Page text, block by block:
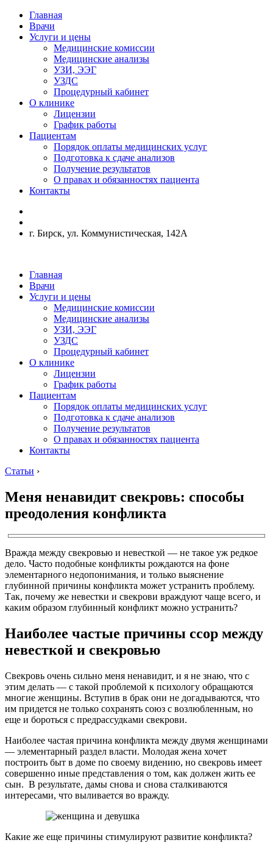
Главная
Врачи
Услуги и цены
Медицинские комиссии
Медицинские анализы
УЗИ, ЭЭГ
УЗДС
Процедурный кабинет
О клинике
Лицензии
График работы
Пациентам
Порядок оплаты медицинских услуг
Подготовка к сдаче анализов
Получение результатов
О правах и обязанностях пациента
Контакты
г. Бирск, ул. Коммунистическая, 142А
Главная
Врачи
Услуги и цены
Медицинские комиссии
Медицинские анализы
УЗИ, ЭЭГ
УЗДС
Процедурный кабинет
О клинике
Лицензии
График работы
Пациентам
Порядок оплаты медицинских услуг
Подготовка к сдаче анализов
Получение результатов
О правах и обязанностях пациента
Контакты
Статьи ›
Меня ненавидит свекровь: способы
преодоления конфликта
Вражда между свекровью и невесткой — не такое уж редкое
дело. Часто подобные конфликты рождаются на фоне
элементарного недопонимания, и только выяснение
глубинной причины конфликта может устранить проблему.
Так, почему же невестки и свекрови враждуют чаще всего, и
каким образом глубинный конфликт можно устранить?
Наиболее частые причины ссор между
невесткой и свекровью
Свекровь очень сильно меня ненавидит, и я не знаю, что с
этим делать — с такой проблемой к психологу обращаются
многие женщины. Вступив в брак они не догадываются, что
им придется не только сохранять союз с возлюбленным, но
еще и бороться с предрассудками свекрови.
Наиболее частая причина конфликта между двумя женщинами
— элементарный раздел власти. Молодая жена хочет
построить быт в доме по своему видению, но свекровь имеет
совершенно иные представления о том, как должен жить ее
сын. В результате, дамы снова и снова сталкиваются
интересами, что выливается во вражду.
Какие же еще причины стимулируют развитие конфликта?